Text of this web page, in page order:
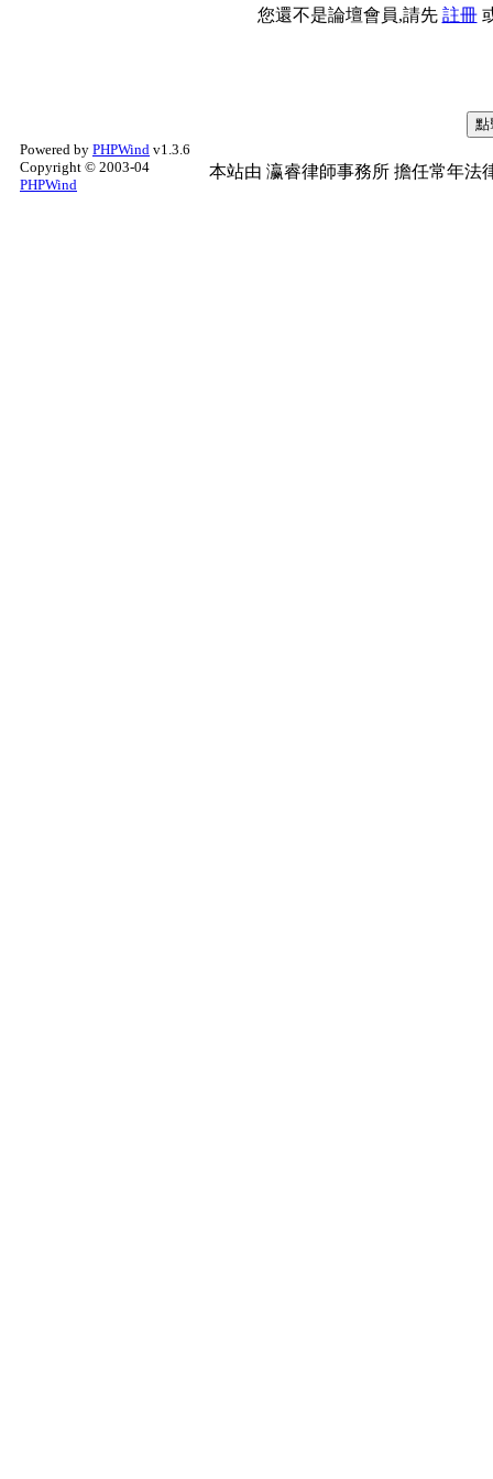
您還不是論壇會員,請先 註冊
Powered by PHPWind v1.3.6
Copyright © 2003-04
PHPWind
本站由 瀛睿律師事務所 擔任常年法